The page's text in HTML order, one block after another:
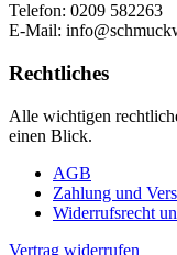
Telefon: 0209 582263
E-Mail:
Rechtliches
Alle wichtigen
einen Blick.
AGB
Zahlung und
Widerrufsrecht
Vertrag widerrufen